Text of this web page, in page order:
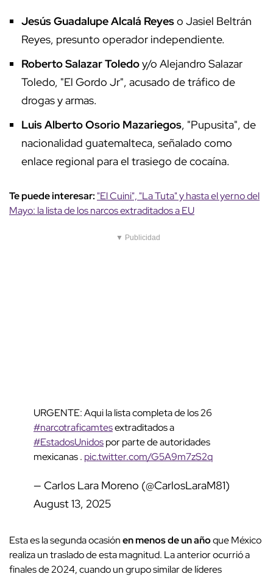
Jesús Guadalupe Alcalá Reyeso Jasiel Beltrán
Reyes, presunto operador independiente.
Roberto Salazar Toledoy/o Alejandro Salazar
Toledo, "El Gordo Jr", acusado de tráfico de
drogas y armas.
Luis Alberto Osorio Mazariegos, "Pupusita", de
nacionalidad guatemalteca, señalado como
enlace regional para el trasiego de cocaína.
Te puede interesar: "El Cuini", "La Tuta" y hasta el yerno del
Mayo: la lista de los narcos extraditados a EU
▼ Publicidad
URGENTE: Aqui la lista completa de los 26
#narcotraficamtesextraditados a
#EstadosUnidospor parte de autoridades
mexicanas . pic.twitter.com/G5A9m7zS2q
— Carlos Lara Moreno (@CarlosLaraM81)
August 13, 2025
Esta es la segunda ocasiónen menos de un añoque México
realiza un traslado de esta magnitud. La anterior ocurrió a
finales de 2024, cuando un grupo similar de líderes